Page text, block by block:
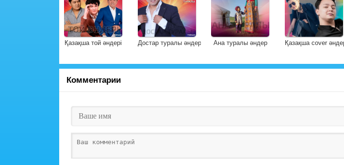
Қазақша той әндері Достар туралы әндер Ана туралы әндер Қазақша cover
Комментарии